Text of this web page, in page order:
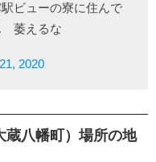
ビューの寮に住んで
萎えるな
2020
蔵八幡町）場所の地